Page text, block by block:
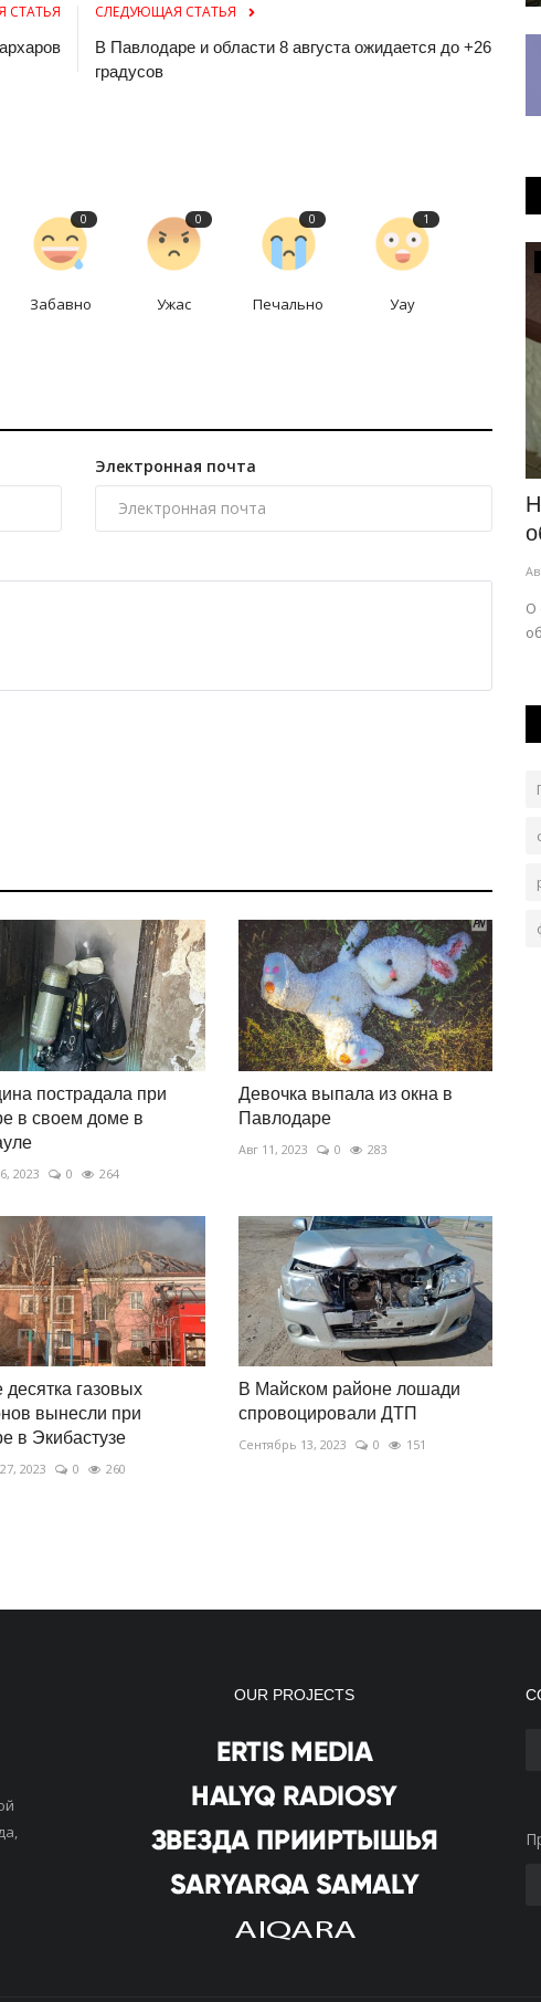
СТАТЬЯ
СЛЕДУЮЩАЯ СТАТЬЯ
В Павлодаре и области 8 августа ожидается до +26
градусов
0
Забавно
0
Ужас
0
Печально
1
Уау
Электронная почта
пострадала при
в своем доме в
2023 0 264
Девочка выпала из окна в
Павлодаре
Авг 11, 2023 0 283
десятка газовых
вынесли при
в Экибастузе
2023 0 260
В Майском районе лошади
спровоцировали ДТП
Сентябрь 13, 2023 0 151
морским
Общество
В Павлодаре разыграли призы за
знание закона и порядка
О
OUR PROJECTS